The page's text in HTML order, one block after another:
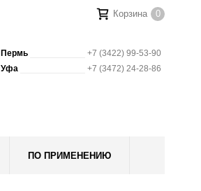
Корзина 0
Пермь
+7 (3422) 99-53-90
Уфа
+7 (3472) 24-28-86
ПО ПРИМЕНЕНИЮ